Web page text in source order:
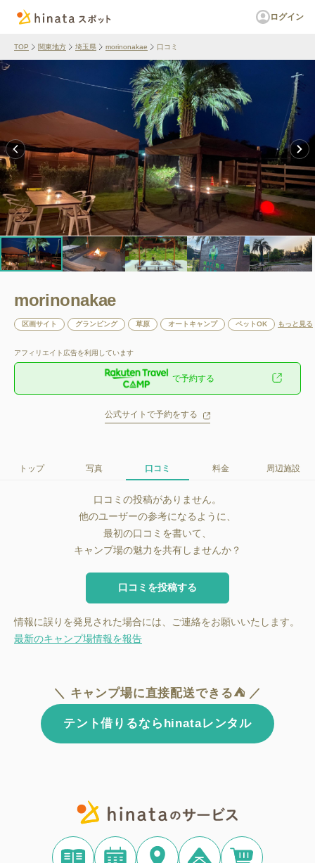
ログイン
TOP 関東地方 埼玉県 morinonakae 口コミ
morinonakae
区画サイト グランピング 草原 オートキャンプ ペットOK もっと見る
アフィリエイト広告を利用しています
で予約する
公式サイトで予約をする
トップ 写真 口コミ 料金 周辺施設
口コミの投稿がありません。
他のユーザーの参考になるように、
最初の口コミを書いて、
キャンプ場の魅力を共有しませんか？
口コミを投稿する
情報に誤りを発見された場合には、ご連絡をお願いいたします。
最新のキャンプ場情報を報告
＼ キャンプ場に直接配送できる⛺ ／
テント借りるならhinataレンタル